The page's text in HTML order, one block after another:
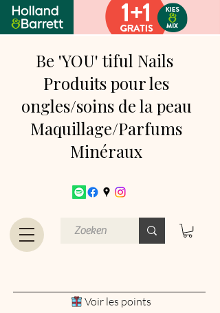
Be 'YOU' tiful Nails
Produits pour les
ongles/soins de la peau
Maquillage/Parfums
Minéraux
Voir les points